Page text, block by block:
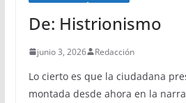
De: Histrionismo
junio 3, 2026 Redacción
Lo cierto es que la ciudadana
montada desde ahora en la